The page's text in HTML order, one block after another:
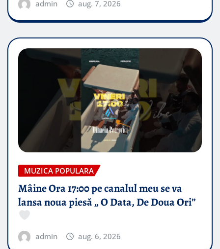
admin aug. 7, 2026
MUZICA POPULARA
Mâine Ora 17:00 pe canalul meu se va
lansa noua piesă „ O Data, De Doua Ori”
admin aug. 6, 2026